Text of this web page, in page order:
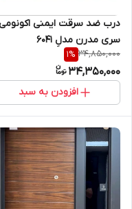
درب ضد سرقت ایمنی اکونومی
سری مدرن مدلِ ۶۰۴۱
34,850,000
1%
34,350,000
افزودن به سبد